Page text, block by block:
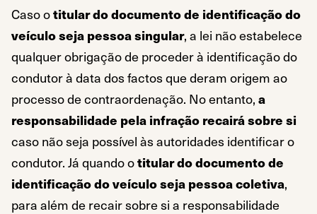
Caso otitular do documento de identificação do
veículo seja pessoa singular, a lei não estabelece
qualquer obrigação de proceder à identificação do
condutor à data dos factos que deram origem ao
processo de contraordenação. No entanto, a
responsabilidade pela infração recairá sobre si
caso não seja possível às autoridades identificar o
condutor. Já quando otitular do documento de
identificação do veículo seja pessoa coletiva,
para além de recair sobre si a responsabilidade